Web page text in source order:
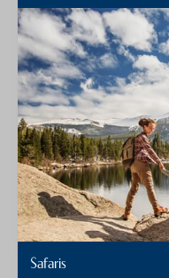
Safaris